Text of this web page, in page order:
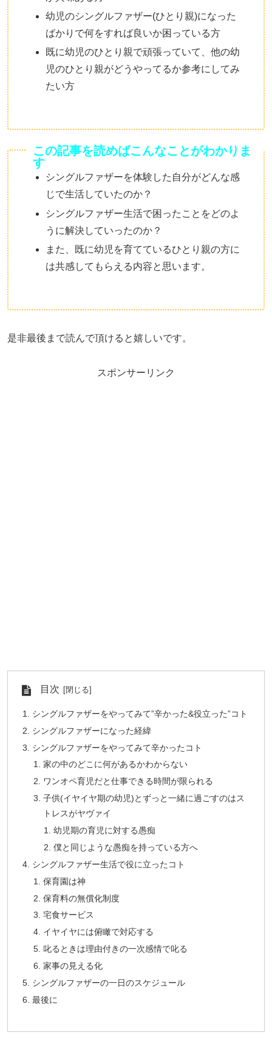
幼児のシングルファザー(ひとり親)になった
ばかりで何をすれば良いか困っている方
既に幼児のひとり親で頑張っていて、他の幼
児のひとり親がどうやってるか参考にしてみ
たい方
この記事を読めばこんなことがわかりま
す
シングルファザーを体験した自分がどんな感
じで生活していたのか？
シングルファザー生活で困ったことをどのよ
うに解決していったのか？
また、既に幼児を育てているひとり親の方に
は共感してもらえる内容と思います。
是非最後まで読んで頂けると嬉しいです。
スポンサーリンク
目次
シングルファザーをやってみて”辛かった&役立った”コト
シングルファザーになった経緯
シングルファザーをやってみて辛かったコト
家の中のどこに何があるかわからない
ワンオペ育児だと仕事できる時間が限られる
子供(イヤイヤ期の幼児)とずっと一緒に過ごすのはス
トレスがヤヴァイ
幼児期の育児に対する愚痴
僕と同じような愚痴を持っている方へ
シングルファザー生活で役に立ったコト
保育園は神
保育料の無償化制度
宅食サービス
イヤイヤには俯瞰で対応する
叱るときは理由付きの一次感情で叱る
家事の見える化
シングルファザーの一日のスケジュール
最後に